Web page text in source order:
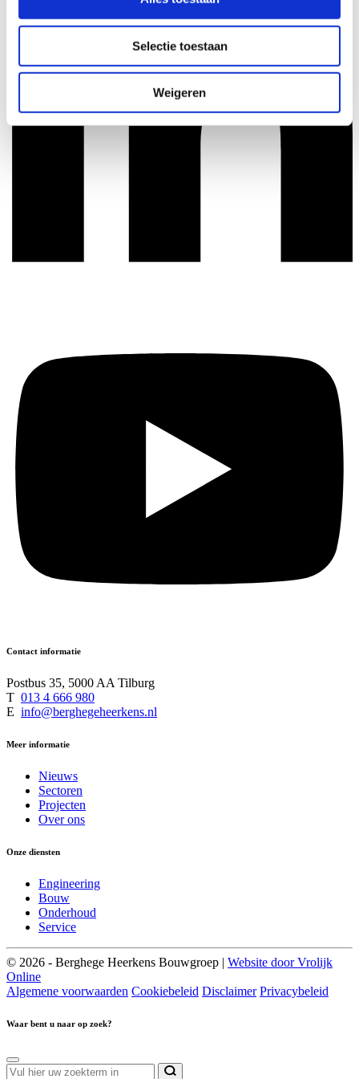
Selectie toestaan
Weigeren
Contact informatie
Postbus 35, 5000 AA Tilburg
T 013 4 666 980
E info@berghegeheerkens.nl
Meer informatie
Nieuws
Sectoren
Projecten
Over ons
Onze diensten
Engineering
Bouw
Onderhoud
Service
© 2026 - Berghege Heerkens Bouwgroep | Website door Vrolijk
Online
Algemene voorwaarden Cookiebeleid Disclaimer Privacybeleid
Waar bent u naar op zoek?